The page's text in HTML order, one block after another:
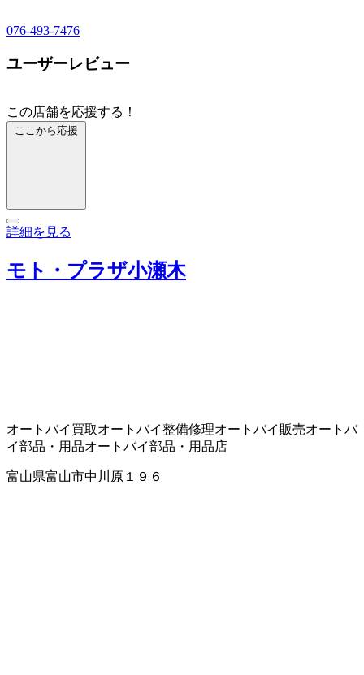
076-493-7476
ユーザーレビュー
この店舗を応援する！
ここから応援
詳細を見る
モト・プラザ小瀬木
オートバイ買取オートバイ整備修理オートバイ販売オートバ
イ部品・用品オートバイ部品・用品店
富山県富山市中川原１９６